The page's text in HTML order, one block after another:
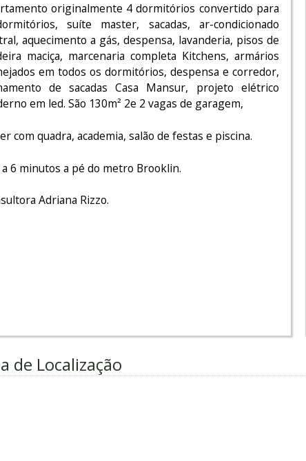
originalmente 4 dormitórios convertido para
suíte master, sacadas, ar-condicionado
aquecimento a gás, despensa, lavanderia, pisos de
maciça, marcenaria completa Kitchens, armários
em todos os dormitórios, despensa e corredor,
de sacadas Casa Mansur, projeto elétrico
em led. São 130m² 2e 2 vagas de garagem,
com quadra, academia, salão de festas e piscina.
a 6 minutos a pé do metro Brooklin.
Adriana Rizzo.
de Localização